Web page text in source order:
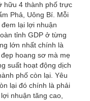
hữu 4 thành phố trực
Phả, Uông Bí. Mỗi
lại lợi nhuận
tỉnh GDP ở từng
lớn nhất chính là
hoang sơ mà mẹ
suất hoạt động dịch
phố còn lại. Yêu
lại đó chính là phải
nhuận tăng cao,